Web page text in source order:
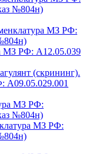
№804н)
МЗ РФ:
МЗ РФ: A12.05.039
(скрининг).
A09.05.029.001
МЗ РФ:
№804н)
МЗ РФ: